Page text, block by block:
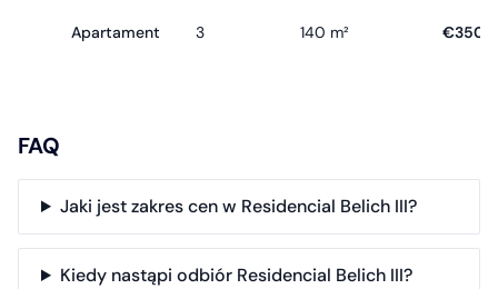
Apartament 3 140 m²
FAQ
Jaki jest zakres cen w Residencial Belich III?
Kiedy nastąpi odbiór Residencial Belich III?